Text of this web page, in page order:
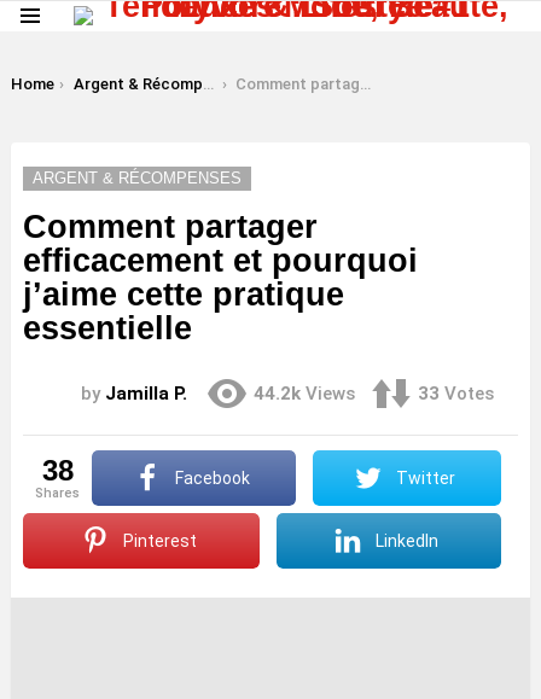
You are here:
Home Argent & Récompenses Comment partager efficacement et pourquoi j’aime cette pratique essentielle
ARGENT & RÉCOMPENSES
Comment partager
efficacement et pourquoi
j’aime cette pratique
essentielle
by Jamilla P. 44.2k Views 33 Votes
38
shares
Facebook Twitter
Pinterest LinkedIn